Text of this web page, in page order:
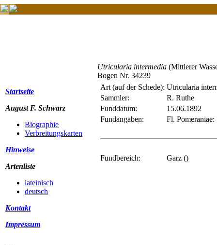
Startseite
August F. Schwarz
Biographie
Verbreitungskarten
Hinweise
Artenliste
lateinisch
deutsch
Kontakt
Impressum
Utricularia intermedia (Mittlerer
Bogen Nr. 34239
Art (auf der Schede): Utricularia
Sammler:
R. Ruthe
Funddatum:
15.06.1892
Fundangaben:
Fl.
Fundbereich: Garz ()